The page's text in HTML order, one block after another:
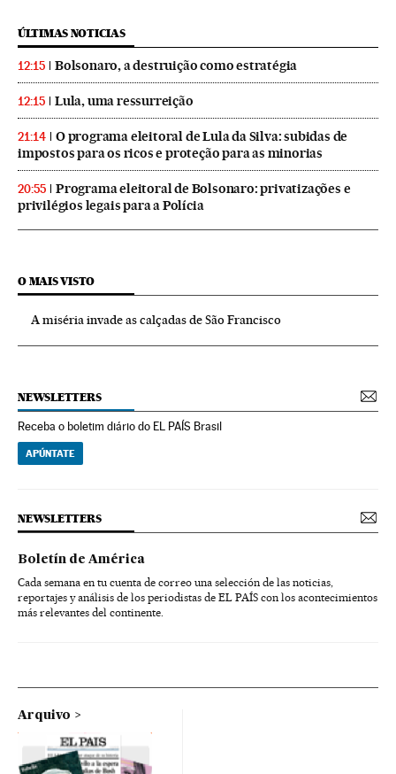
ÚLTIMAS NOTICIAS
12:15 Bolsonaro, a destruição como estratégia
12:15 Lula, uma ressurreição
21:14
O programa eleitoral de Lula da Silva: subidas de
impostos para os ricos e proteção para as minorias
20:55
Programa eleitoral de Bolsonaro: privatizações e
privilégios legais para a Polícia
O MAIS VISTO
A miséria invade as calçadas de São Francisco
NEWSLETTERS
Receba o boletim diário do EL PAÍS Brasil
APÚNTATE
NEWSLETTERS
Boletín de América
Cada semana en tu cuenta de correo una selección de las noticias,
reportajes y análisis de los periodistas de EL PAÍS con los acontecimientos
más relevantes del continente.
Arquivo